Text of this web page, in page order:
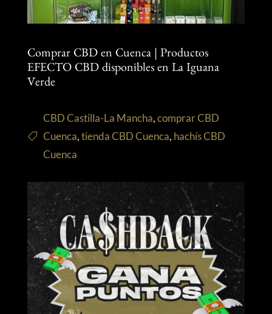
Comprar CBD en Cuenca | Productos
EFECTO CBD disponibles en La Iguana
Verde
CBD Castilla-La Mancha,comprar CBD
Cuenca,tienda CBD Cuenca, hachís CBD
Cuenca